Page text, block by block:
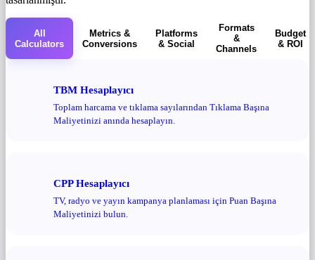
All
Calculators
Metrics &
Conversions
Platforms
& Social
Formats
&
Channels
Budget
& ROI
TBM Hesaplayıcı
Toplam harcama ve tıklama sayılarından Tıklama Başına
Maliyetinizi anında hesaplayın.
CPP Hesaplayıcı
TV, radyo ve yayın kampanya planlaması için Puan Başına
Maliyetinizi bulun.